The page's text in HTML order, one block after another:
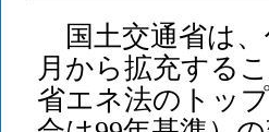
国土交通省は、
月から拡充する
省エネ法のトッ